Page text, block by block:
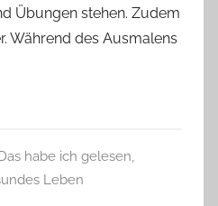
Übungen stehen. Zudem
Während des Ausmalens
habe ich gelesen,
Leben